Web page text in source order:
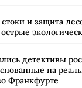
и защита
детективы
на
Франкфурте